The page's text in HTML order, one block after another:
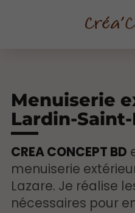
Menuiserie
Lardin-
CREA CONCEPT BD
menuiserie
Lazare. Je réalise
nécessaires pour